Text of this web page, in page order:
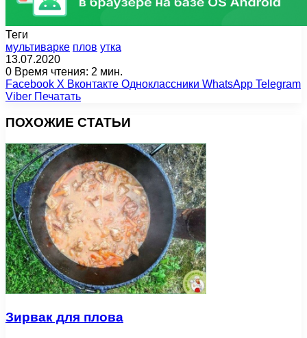
Теги
мультиварке плов утка
13.07.2020
0 Время чтения: 2 мин.
Facebook X Вконтакте Одноклассники WhatsApp Telegram
Viber Печатать
ПОХОЖИЕ СТАТЬИ
Зирвак для плова